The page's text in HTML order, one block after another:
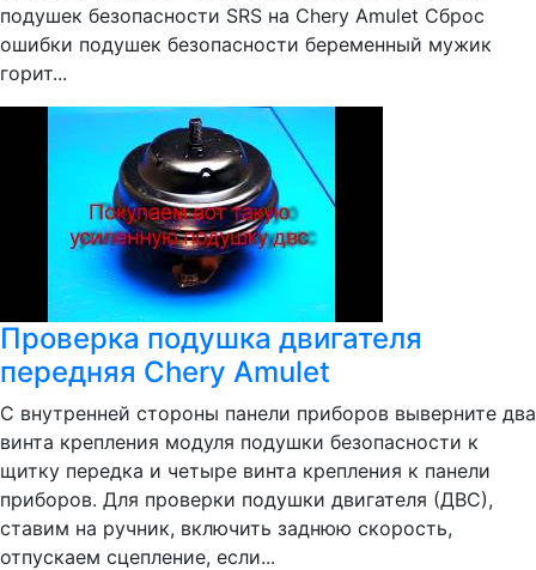
подушек безопасности SRS на Chery Amulet Сброс
ошибки подушек безопасности беременный мужик
горит...
Проверка подушка двигателя
передняя Chery Amulet
С внутренней стороны панели приборов выверните два
винта крепления модуля подушки безопасности к
щитку передка и четыре винта крепления к панели
приборов. Для проверки подушки двигателя (ДВС),
ставим на ручник, включить заднюю скорость,
отпускаем сцепление, если...